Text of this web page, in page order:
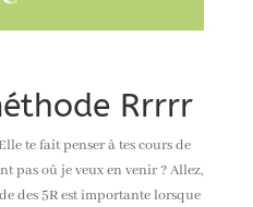
Rrrrr
te fait penser à tes cours de
pas où je veux en venir ? Allez,
des 5R est importante lorsque